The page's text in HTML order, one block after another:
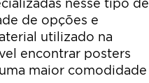
nesse tipo de
de opções e
utilizado na
encontrar posters
maior comodidade